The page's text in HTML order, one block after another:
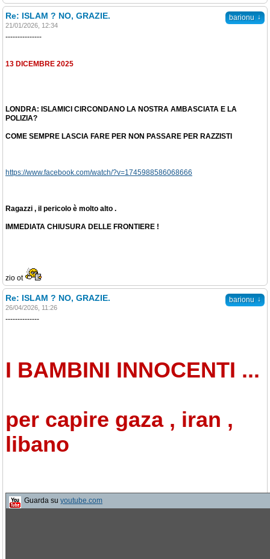
barionu ↓
Re: ISLAM ? NO, GRAZIE.
21/01/2026, 12:34
---------------
13 DICEMBRE 2025
LONDRA: ISLAMICI CIRCONDANO LA NOSTRA AMBASCIATA E LA
POLIZIA?
COME SEMPRE LASCIA FARE PER NON PASSARE PER RAZZISTI
https://www.facebook.com/watch/?v=1745988586068666
Ragazzi , il pericolo è molto alto .
IMMEDIATA CHIUSURA DELLE FRONTIERE !
zio ot
barionu ↓
Re: ISLAM ? NO, GRAZIE.
26/04/2026, 11:26
--------------
I BAMBINI INNOCENTI ...
per capire gaza , iran ,
libano
Guarda su youtube.com